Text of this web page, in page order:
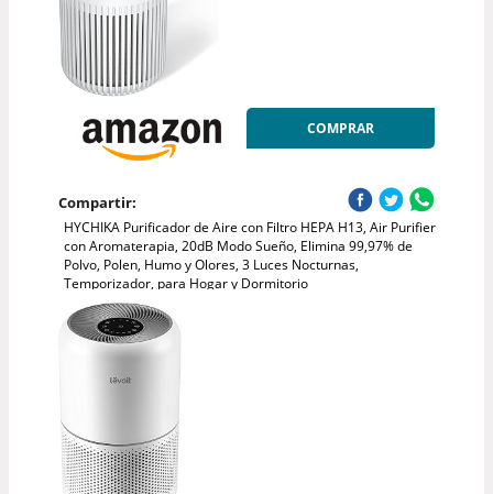
COMPRAR
Compartir:
HYCHIKA Purificador de Aire con Filtro HEPA H13, Air Purifier
con Aromaterapia, 20dB Modo Sueño, Elimina 99,97% de
Polvo, Polen, Humo y Olores, 3 Luces Nocturnas,
Temporizador, para Hogar y Dormitorio